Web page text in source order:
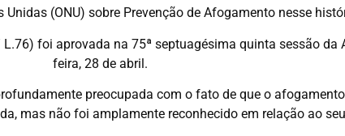
Unidas (ONU) sobre Prevenção de Afogamento nesse
foi aprovada na 75ª septuagésima quinta sessão da
feira, 28 de abril.
preocupada com o fato de que o
mas não foi amplamente reconhecido em relação ao